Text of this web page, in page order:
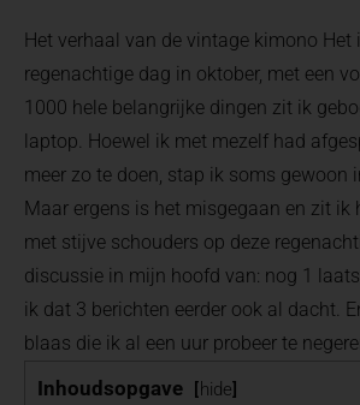
Het verhaal van de vintage kimono Het
regenachtige dag in oktober, met een
1000 hele belangrijke dingen zit ik
laptop. Hoewel ik met mezelf had
meer zo te doen, stap ik soms gewoon
Maar ergens is het misgegaan en zit ik
met stijve schouders op deze
discussie in mijn hoofd van: nog 1
ik dat 3 berichten eerder ook al dacht.
blaas die ik al een uur probeer te
Inhoudsopgave
hide